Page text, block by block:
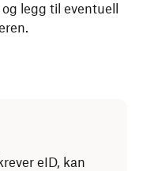
legg til eventuell
eID, kan